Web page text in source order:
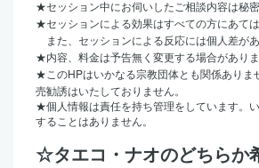
★セッション中にお伺いしたご相談内容は秘
★セッションによる効果はすべての方にあて
また、セッションによる反応には個人差があ
★内容、料金は予告無く変更する場合がありま
★このHPはいかなる宗教団体とも関係ありま
売勧誘はいたしておりません。
★個人情報は責任を持ち管理をしています。
することはありません。
☆タエコ・ナオのどちらか